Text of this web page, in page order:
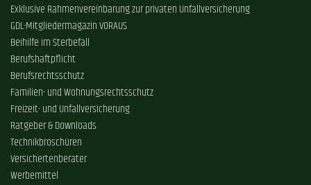
Exklusive Rahmenvereinbarung zur privaten Unfallversicherung
GDL-Mitgliedermagazin VORAUS
Beihilfe im Sterbefall
Berufshaftpflicht
Berufsrechtsschutz
Familien- und Wohnungsrechtsschutz
Freizeit- und Unfallversicherung
Ratgeber & Downloads
Technikbroschüren
Versichertenberater
Werbemittel